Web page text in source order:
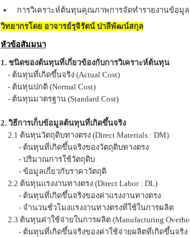
การวิเคราะห์ต้นทุนคุณภาพการจัดทำรายงานข้อมู
วิทยากรโดย อาจารย์รุจิรัตน์ ปาลีพัฒน์สกุล
หัวข้อสัมมนา
1. ชนิดของต้นทุนที่เกี่ยวข้องกับการวิเคราะห์ต้นทุน
- ต้นทุนที่เกิดขึ้นจริง (Actual Cost)
- ต้นทุนปกติ (Normal Cost)
- ต้นทุนมาตรฐาน (Standard Cost)
2. วิธีการเก็บข้อมูลต้นทุนที่เกิดขึ้นจริง
2.1 ต้นทุนวัตถุดิบทางตรง (Direct Materials : DM)
- ต้นทุนที่เกิดขึ้นจริงของวัตถุดิบทางตรง
- ปริมาณการใช้วัตถุดิบ
- ข้อมูลเกี่ยวกับราคาวัตถุดิ
2.2 ต้นทุนแรงงานทางตรง (Direct Labor : DL)
- ต้นทุนที่เกิดขึ้นจริงของค่าแรงงานทางตรง
- จำนวนชั่วโมงแรงงานทางตรงที่ใช้ในการผลิต
2.3 ต้นทุนค่าใช้จ่ายในการผลิต (Manufacturing
- ต้นทุนที่เกิดขึ้นจริงของค่าใช้จ่ายผลิตที่เกิดขึ้นจริง